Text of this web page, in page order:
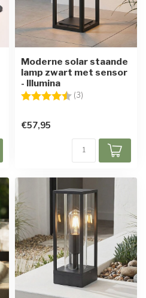
Moderne solar staande
lamp zwart met sensor
- Illumina
Beoordeling: (3)
€57,95